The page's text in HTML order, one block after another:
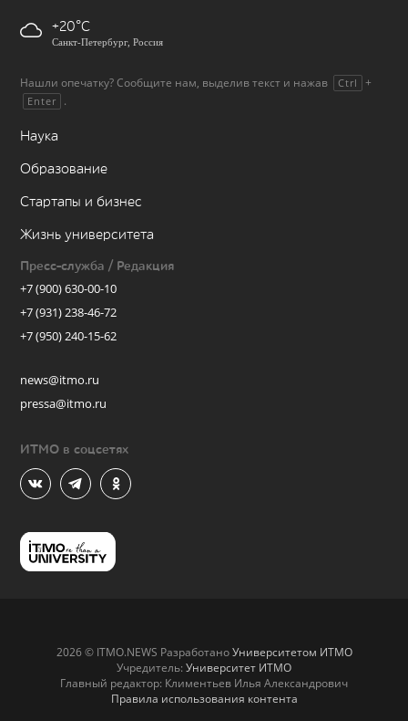
+20
Санкт-Петербург, Россия
Нашли опечатку? Сообщите нам, выделив текст и нажав Ctrl +
Enter .
Наука
Образование
Стартапы и бизнес
Жизнь университета
Пресс-служба / Редакция
+7 (900) 630-00-10
+7 (931) 238-46-72
+7 (950) 240-15-62
news@itmo.ru
pressa@itmo.ru
ИТМО в соцсетях
2026 © ITMO.NEWS РазработаноУниверситетом ИТМО
Учредитель: Университет ИТМО
Главный редактор: Климентьев Илья Александрович
Правила использования контента